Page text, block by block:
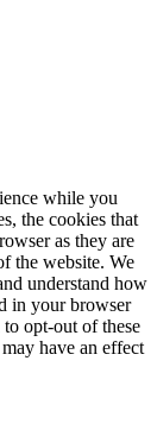
while you
the cookies that
as they are
the website. We
understand how
in your browser
opt-out of these
have an effect